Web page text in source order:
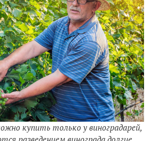
купить только у виноградарей,